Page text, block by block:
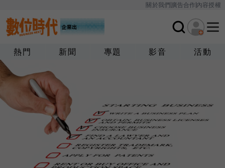
關於我們廣告合作內容授權
熱門 新聞 專題 影音 活動